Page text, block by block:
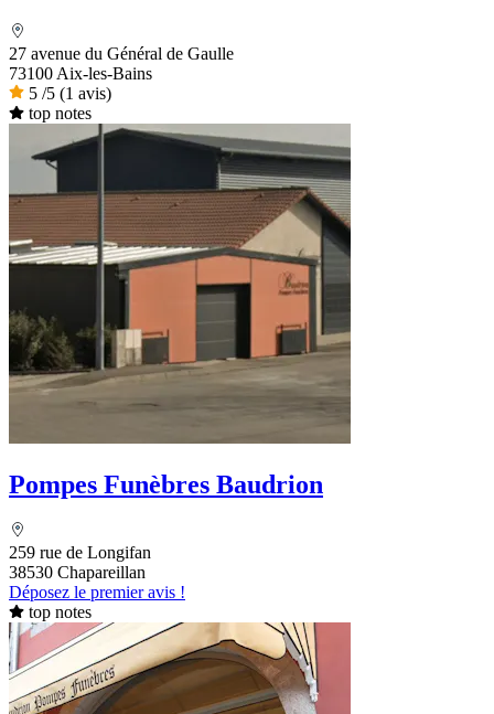
27 avenue du Général de Gaulle
73100 Aix-les-Bains
5 /5 (1 avis)
top notes
Pompes Funèbres Baudrion
259 rue de Longifan
38530 Chapareillan
Déposez le premier avis !
top notes